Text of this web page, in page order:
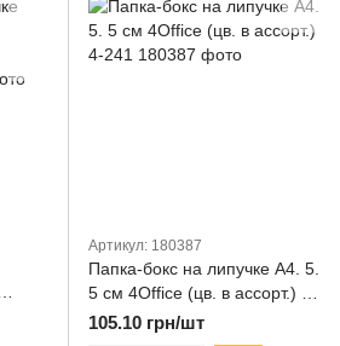
Артикул: 180387
Папка-бокс на липучке А4. 5.
5 см 4Office (цв. в ассорт.) 4-
241
105.10 грн/шт